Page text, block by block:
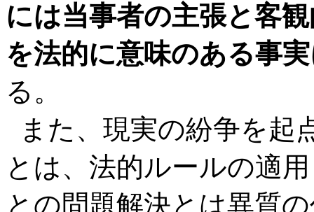
には当事者の主張と客
を法的に意味のある事
る。
また、現実の紛争を起
とは、法的ルールの適
との問題解決とは異質